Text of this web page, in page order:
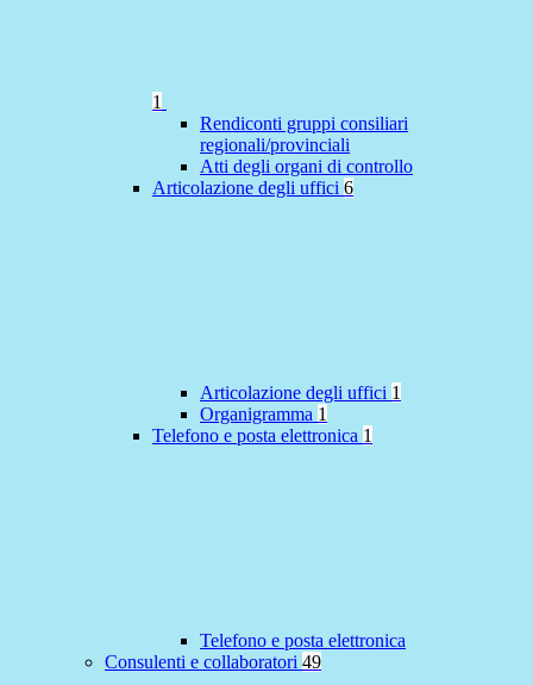
1
Rendiconti gruppi consiliari
regionali/provinciali
Atti degli organi di controllo
Articolazione degli uffici 6
Articolazione degli uffici 1
Organigramma 1
Telefono e posta elettronica 1
Telefono e posta elettronica
Consulenti e collaboratori 49